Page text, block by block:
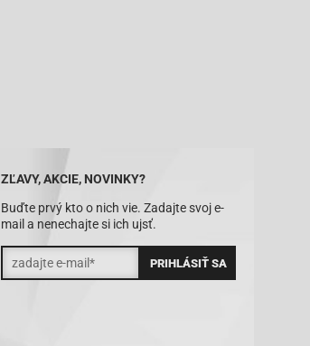
ZĽAVY, AKCIE, NOVINKY?
Buďte prvý kto o nich vie. Zadajte svoj e-
mail a nenechajte si ich ujsť.